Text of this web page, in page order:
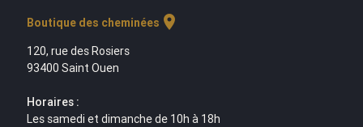
Boutique des cheminées location_on
120, rue des Rosiers
93400 Saint Ouen
Horaires :
Les samedi et dimanche de 10h à 18h